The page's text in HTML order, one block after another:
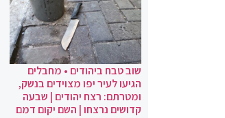
שוב טבח ביהודים • מחבלים
הגיעו לעיר יפו מצוידים בנשק,
ומטרתם: רצח יהודים | שבעה
קדושים נרצחו | השם יקום דמם